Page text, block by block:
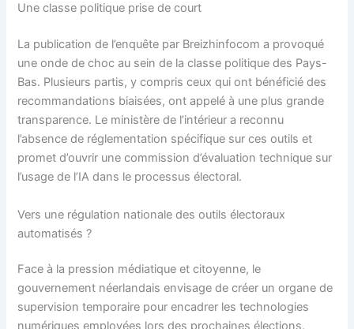
Une classe politique prise de court
La publication de l’enquête par Breizhinfocom a provoqué
une onde de choc au sein de la classe politique des Pays-
Bas. Plusieurs partis, y compris ceux qui ont bénéficié des
recommandations biaisées, ont appelé à une plus grande
transparence. Le ministère de l’intérieur a reconnu
l’absence de réglementation spécifique sur ces outils et
promet d’ouvrir une commission d’évaluation technique sur
l’usage de l’IA dans le processus électoral.
Vers une régulation nationale des outils électoraux
automatisés ?
Face à la pression médiatique et citoyenne, le
gouvernement néerlandais envisage de créer un organe de
supervision temporaire pour encadrer les technologies
numériques employées lors des prochaines élections.